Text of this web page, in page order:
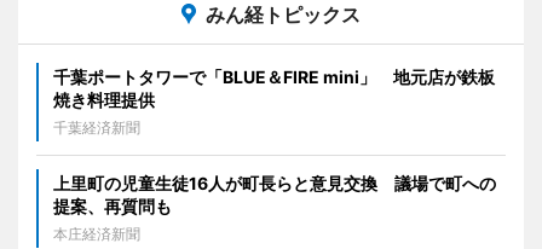
みん経トピックス
千葉ポートタワーで「BLUE＆FIRE mini」 地元店が鉄板
焼き料理提供
千葉経済新聞
上里町の児童生徒16人が町長らと意見交換 議場で町への
提案、再質問も
本庄経済新聞